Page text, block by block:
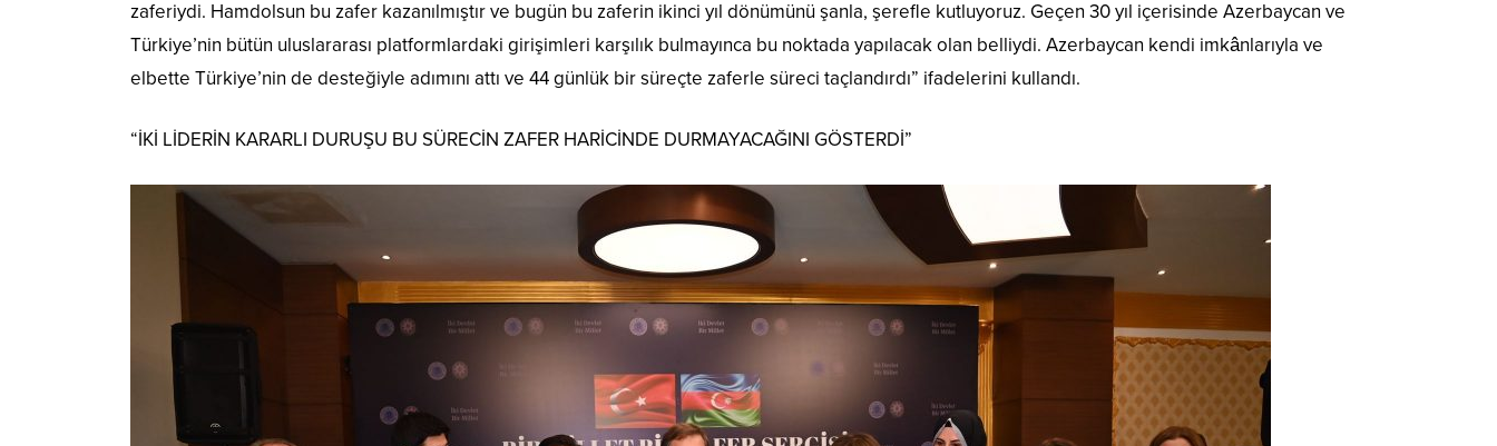
zaferiydi. Hamdolsun bu zafer kazanılmıştır ve bugün bu zaferin ikinci yıl dönümünü şanla, şerefle kutluyoruz. Geçen 30 yıl içerisinde Azerbaycan ve
Türkiye’nin bütün uluslararası platformlardaki girişimleri karşılık bulmayınca bu noktada yapılacak olan belliydi. Azerbaycan kendi imkânlarıyla ve
elbette Türkiye’nin de desteğiyle adımını attı ve 44 günlük bir süreçte zaferle süreci taçlandırdı” ifadelerini kullandı.
“İKİ LİDERİN KARARLI DURUŞU BU SÜRECİN ZAFER HARİCİNDE DURMAYACAĞINI GÖSTERDİ”